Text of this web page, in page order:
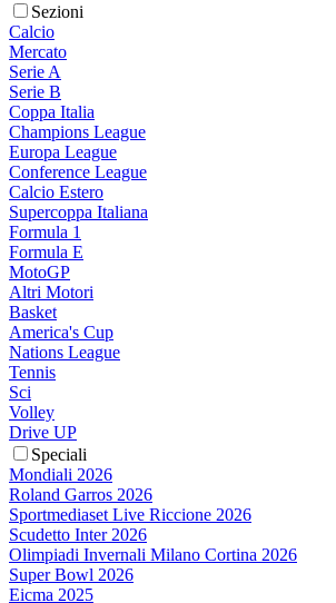
Sezioni
Calcio
Mercato
Serie A
Serie B
Coppa Italia
Champions League
Europa League
Conference League
Calcio Estero
Supercoppa Italiana
Formula 1
Formula E
MotoGP
Altri Motori
Basket
America's Cup
Nations League
Tennis
Sci
Volley
Drive UP
Speciali
Mondiali 2026
Roland Garros 2026
Sportmediaset Live Riccione 2026
Scudetto Inter 2026
Olimpiadi Invernali Milano Cortina 2026
Super Bowl 2026
Eicma 2025